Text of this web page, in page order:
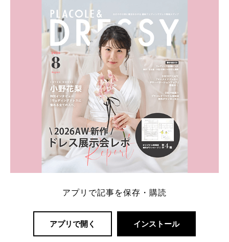
アプリで記事を保存・購読
アプリで開く インストール